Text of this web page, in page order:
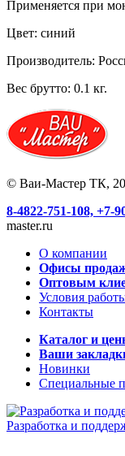
Применяется при
Цвет: синий
Производитель:
Вес брутто: 0.1 кг.
© Ваи-Мастер ТК,
8-4822-751-108, +7-
master.ru
О компании
Офисы
Оптовым
Условия
Контакты
Каталог и
Ваши
Новинки
Специальные
Разработка и